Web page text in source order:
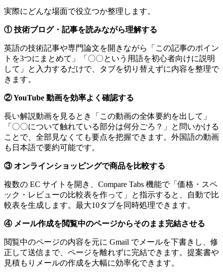
実際にどんな場面で役立つか整理します。
① 技術ブログ・記事を読みながら理解する
英語の技術記事や専門論文を開きながら「この記事のポイン
トを3つにまとめて」「〇〇という用語を初心者向けに説明
して」と入力するだけで、タブを切り替えずに内容を整理で
きます。
② YouTube 動画を効率よく確認する
長い解説動画を見るとき「この動画の全体要約を出して」
「〇〇について触れている部分は何分ごろ？」と問いかける
ことで、全部見なくても要点を把握できます。外国語の動画
も日本語で要約可能です。
③ オンラインショッピングで商品を比較する
複数の EC サイトを開き、Compare Tabs 機能で「価格・スペ
ック・レビューの比較表を作って」と指示すると、自動で比
較表を生成します。最大10タブを同時処理できます。
④ メール作成を閲覧中のページからそのまま完結させる
閲覧中のページの内容を元に Gmail でメールを下書きし、修
正して送信まで、ページを離れずに完結できます。提案書や
見積もりメールの作成を大幅に効率化できます。